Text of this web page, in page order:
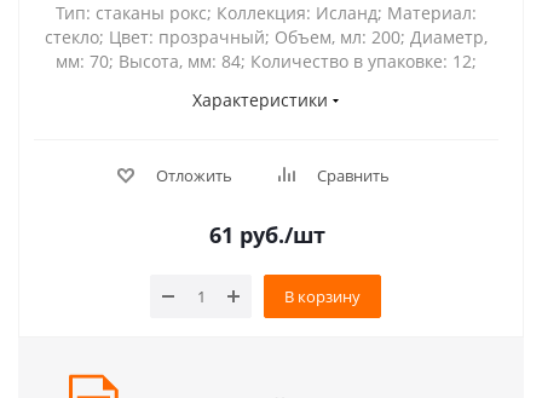
Тип: стаканы рокс; Коллекция: Исланд; Материал:
стекло; Цвет: прозрачный; Объем, мл: 200; Диаметр,
мм: 70; Высота, мм: 84; Количество в упаковке: 12;
Характеристики
Отложить Сравнить
61 руб./шт
В корзину